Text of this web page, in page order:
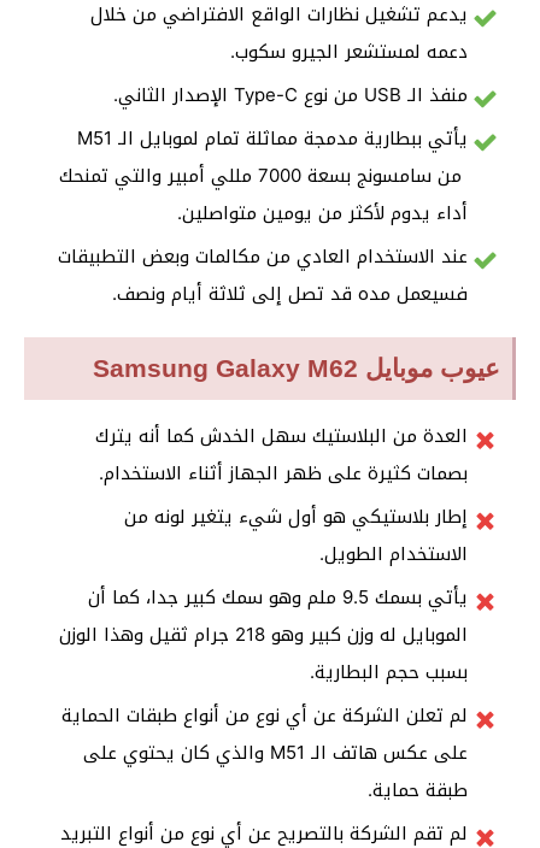
يدعم تشغيل نظارات الواقع الافتراضي من خلال
دعمه لمستشعر الجيرو سكوب.
منفذ الـ USB من نوع Type-C الإصدار الثاني.
يأتي ببطارية مدمجة مماثلة تمام لموبايل الـ M51
من سامسونج بسعة 7000 مللي أمبير والتي تمنحك
أداء يدوم لأكثر من يومين متواصلين.
عند الاستخدام العادي من مكالمات وبعض التطبيقات
فسيعمل مده قد تصل إلى ثلاثة أيام ونصف.
عيوب موبايل Samsung Galaxy M62
العدة من البلاستيك سهل الخدش كما أنه يترك
بصمات كثيرة على ظهر الجهاز أثناء الاستخدام.
إطار بلاستيكي هو أول شيء يتغير لونه من
الاستخدام الطويل.
يأتي بسمك 9.5 ملم وهو سمك كبير جدا، كما أن
الموبايل له وزن كبير وهو 218 جرام ثقيل وهذا الوزن
بسبب حجم البطارية.
لم تعلن الشركة عن أي نوع من أنواع طبقات الحماية
على عكس هاتف الـ M51 والذي كان يحتوي على
طبقة حماية.
لم تقم الشركة بالتصريح عن أي نوع من أنواع التبريد